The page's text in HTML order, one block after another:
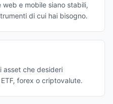
e mobile siano stabili,
di cui hai bisogno.
asset che desideri
forex o criptovalute.